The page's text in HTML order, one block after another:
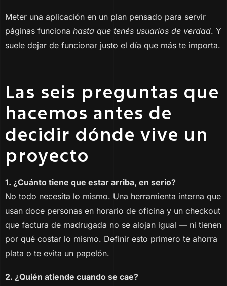
Meter una aplicación en un plan pensado para servir
páginas funciona hasta que tenés usuarios de verdad. Y
suele dejar de funcionar justo el día que más te importa.
Las seis preguntas que
hacemos antes de
decidir dónde vive un
proyecto
1. ¿Cuánto tiene que estar arriba, en serio?
No todo necesita lo mismo. Una herramienta interna que
usan doce personas en horario de oficina y un checkout
que factura de madrugada no se alojan igual — ni tienen
por qué costar lo mismo. Definir esto primero te ahorra
plata o te evita un papelón.
2. ¿Quién atiende cuando se cae?